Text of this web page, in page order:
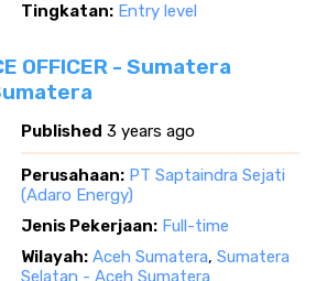
Tingkatan: Entry level
OFFICER - Sumatera
Published 3 years ago
Perusahaan: PT Saptaindra Sejati
(Adaro Energy)
Jenis Pekerjaan: Full-time
Wilayah: Aceh Sumatera, Sumatera
Selatan - Aceh Sumatera